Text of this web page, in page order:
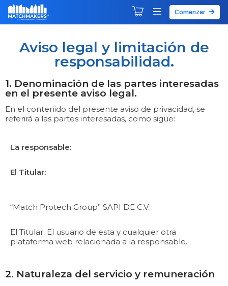
Comenzar
Aviso legal y limitación de
responsabilidad.
1. Denominación de las partes interesadas
en el presente aviso legal.
En el contenido del presente aviso de privacidad, se
referirá a las partes interesadas, como sigue:
La responsable:
El Titular:
“Match Protech Group” SAPI DE C.V.
El Titular: El usuario de esta y cualquier otra
plataforma web relacionada a la responsable.
2. Naturaleza del servicio y remuneración